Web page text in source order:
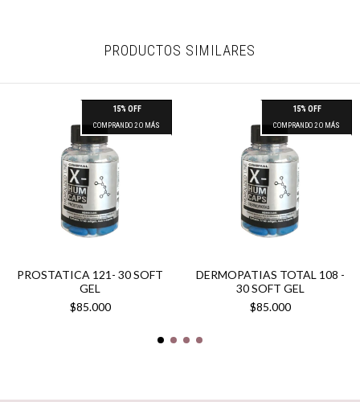
PRODUCTOS SIMILARES
15% OFF
COMPRANDO 2 O MÁS
PROSTATICA 121- 30 SOFT
GEL
$85.000
15% OFF
COMPRANDO 2 O MÁS
DERMOPATIAS TOTAL 108 -
30 SOFT GEL
$85.000